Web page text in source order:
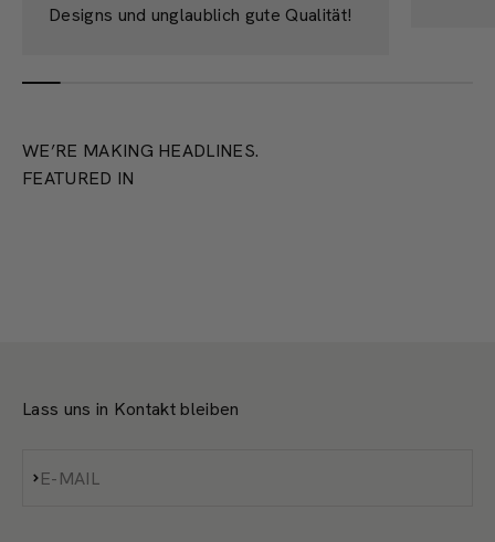
Designs und unglaublich gute Qualität!
WE’RE MAKING HEADLINES.
FEATURED IN
Lass uns in Kontakt bleiben
E-MAIL
Abonnieren